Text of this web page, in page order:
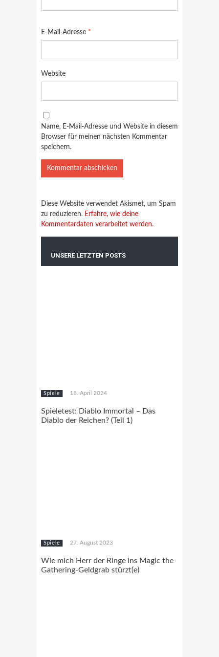
E-Mail-Adresse *
Website
Name, E-Mail-Adresse und Website in diesem
Browser für meinen nächsten Kommentar
speichern.
Diese Website verwendet Akismet, um Spam
zu reduzieren. Erfahre, wie deine
Kommentardaten verarbeitet werden.
UNSERE LETZTEN POSTS
Spiele 18. April 2024
Spieletest: Diablo Immortal – Das
Diablo der Reichen? (Teil 1)
Spiele 27. August 2023
Wie mich Herr der Ringe ins Magic the
Gathering-Geldgrab stürzt(e)